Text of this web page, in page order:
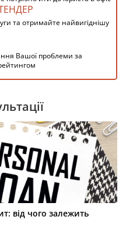
та отримайте найвигіднішу
Вашої проблеми за
від чого залежить